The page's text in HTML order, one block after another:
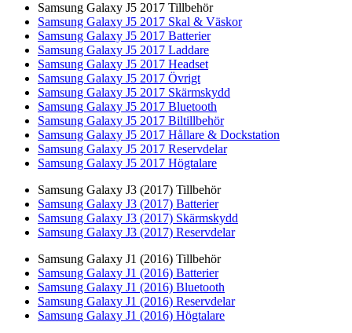
Samsung Galaxy J5 2017 Tillbehör
Samsung Galaxy J5 2017 Skal & Väskor
Samsung Galaxy J5 2017 Batterier
Samsung Galaxy J5 2017 Laddare
Samsung Galaxy J5 2017 Headset
Samsung Galaxy J5 2017 Övrigt
Samsung Galaxy J5 2017 Skärmskydd
Samsung Galaxy J5 2017 Bluetooth
Samsung Galaxy J5 2017 Biltillbehör
Samsung Galaxy J5 2017 Hållare & Dockstation
Samsung Galaxy J5 2017 Reservdelar
Samsung Galaxy J5 2017 Högtalare
Samsung Galaxy J3 (2017) Tillbehör
Samsung Galaxy J3 (2017) Batterier
Samsung Galaxy J3 (2017) Skärmskydd
Samsung Galaxy J3 (2017) Reservdelar
Samsung Galaxy J1 (2016) Tillbehör
Samsung Galaxy J1 (2016) Batterier
Samsung Galaxy J1 (2016) Bluetooth
Samsung Galaxy J1 (2016) Reservdelar
Samsung Galaxy J1 (2016) Högtalare